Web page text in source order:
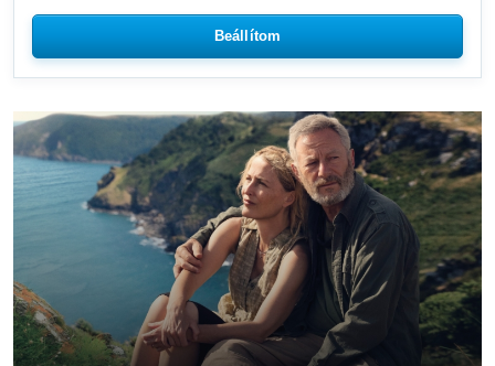
Beállítom